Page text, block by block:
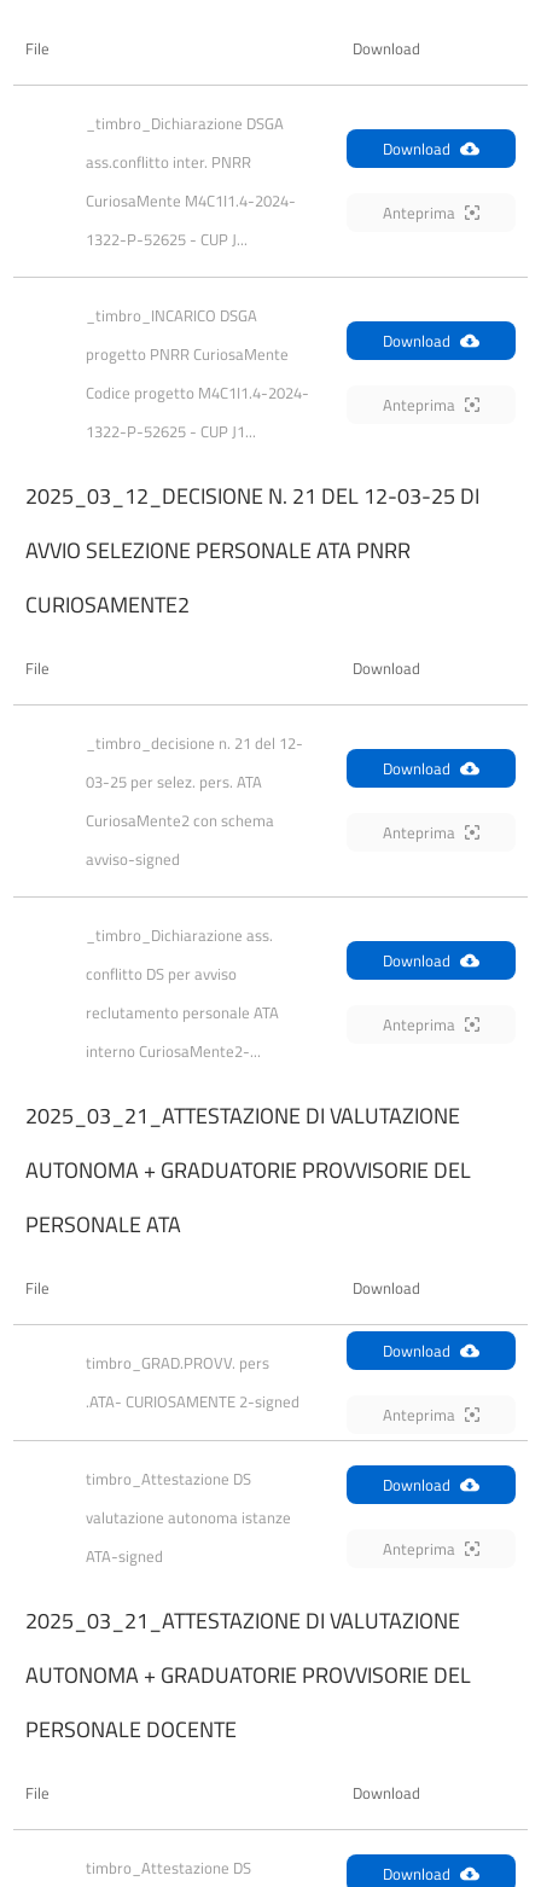
File Download
_timbro_Dichiarazione DSGA
ass.conflitto inter. PNRR
CuriosaMente M4C1I1.4-2024-
1322-P-52625 - CUP J...
Download
Anteprima
_timbro_INCARICO DSGA
progetto PNRR CuriosaMente
Codice progetto M4C1I1.4-2024-
1322-P-52625 - CUP J1...
Download
Anteprima
2025_03_12_DECISIONE N. 21 DEL 12-03-25 DI
AVVIO SELEZIONE PERSONALE ATA PNRR
CURIOSAMENTE2
File Download
_timbro_decisione n. 21 del 12-
03-25 per selez. pers. ATA
CuriosaMente2 con schema
avviso-signed
Download
Anteprima
_timbro_Dichiarazione ass.
conflitto DS per avviso
reclutamento personale ATA
interno CuriosaMente2-...
Download
Anteprima
2025_03_21_ATTESTAZIONE DI VALUTAZIONE
AUTONOMA + GRADUATORIE PROVVISORIE DEL
PERSONALE ATA
File Download
timbro_GRAD.PROVV. pers
.ATA- CURIOSAMENTE 2-signed
Download
Anteprima
timbro_Attestazione DS
valutazione autonoma istanze
ATA-signed
Download
Anteprima
2025_03_21_ATTESTAZIONE DI VALUTAZIONE
AUTONOMA + GRADUATORIE PROVVISORIE DEL
PERSONALE DOCENTE
File Download
timbro_Attestazione DS
Download